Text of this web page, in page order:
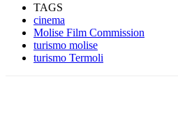
TAGS
cinema
Molise Film Commission
turismo molise
turismo Termoli